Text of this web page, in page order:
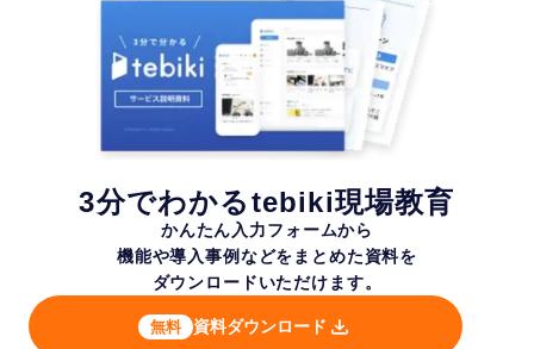
3分でわかるtebiki現場教育
かんたん入力フォームから
機能や導入事例などをまとめた資料を
ダウンロードいただけます。
無料 資料ダウンロード